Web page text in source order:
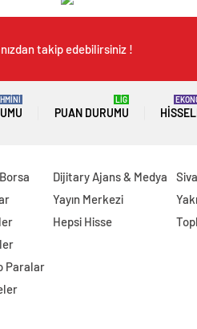
takip edebilirsiniz !
PUAN DURUMU
LİG
Paralar
Dijitary Ajans & Medya
Yayın Merkezi
Hepsi Hisse